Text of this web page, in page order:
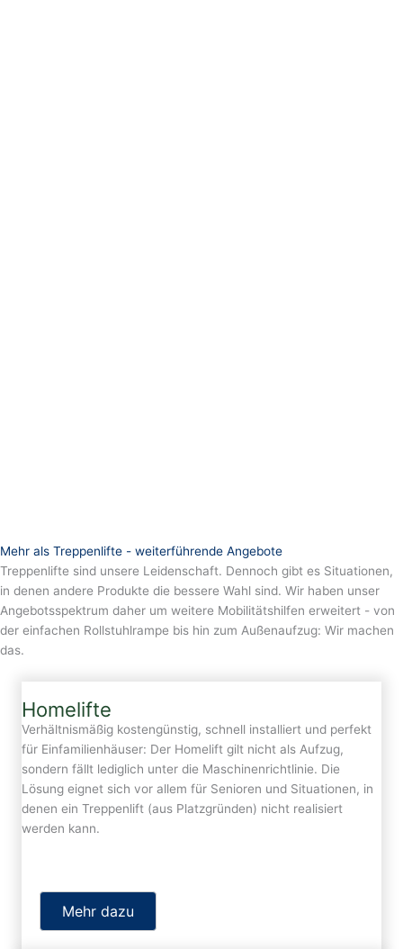
Mehr als Treppenlifte - weiterführende Angebote
Treppenlifte sind unsere Leidenschaft. Dennoch gibt es Situationen,
in denen andere Produkte die bessere Wahl sind. Wir haben unser
Angebotsspektrum daher um weitere Mobilitätshilfen erweitert - von
der einfachen Rollstuhlrampe bis hin zum Außenaufzug: Wir machen
das.
Homelifte
Verhältnismäßig kostengünstig, schnell installiert und perfekt
für Einfamilienhäuser: Der Homelift gilt nicht als Aufzug,
sondern fällt lediglich unter die Maschinenrichtlinie. Die
Lösung eignet sich vor allem für Senioren und Situationen, in
denen ein Treppenlift (aus Platzgründen) nicht realisiert
werden kann.
Mehr dazu